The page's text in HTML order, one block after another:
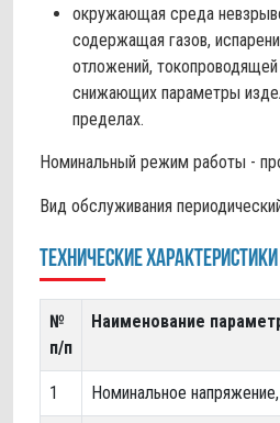
окружающая среда
содержащая газов,
отложений,
снижающих параметры
пределах.
Номинальный режим работы -
Вид обслуживания
Технические характеристики
№
п/п
Наименование
1 Номинальное